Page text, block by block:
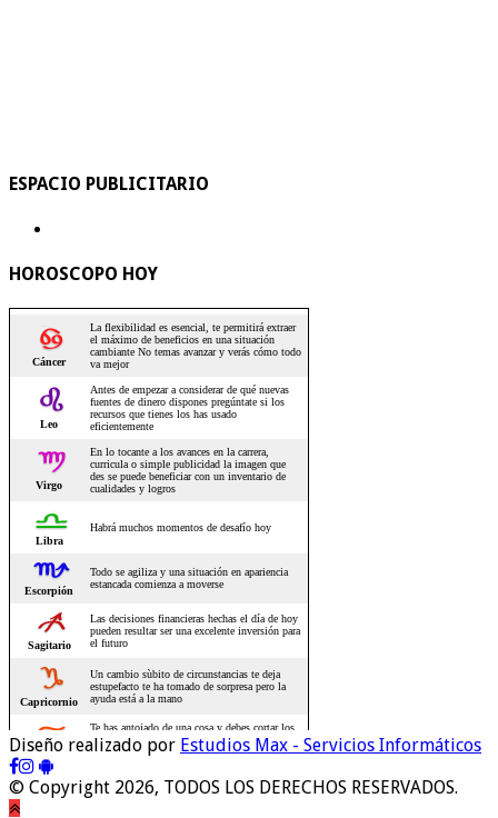
ESPACIO PUBLICITARIO
HOROSCOPO HOY
Diseño realizado por Estudios Max - Servicios Informáticos
© Copyright 2026, TODOS LOS DERECHOS RESERVADOS.